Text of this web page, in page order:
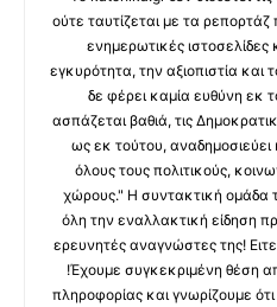
ούτε ταυτίζεται με τα
ενημερωτικές ιστοσελίδες
εγκυρότητα, την αξιοπιστία
δε φέρει καμία ευθύνη εκ
ασπάζεται βαθιά, τις
ως εκ τούτου,
όλους τους πολιτικούς,
χώρους." Η συντακτική ομάδα
όλη την εναλλακτική είδηση
ερευνητές αναγνώστες της! Ειτε
!Έχουμε συγκεκριμένη θέση
πληροφορίας και γνωρίζουμε